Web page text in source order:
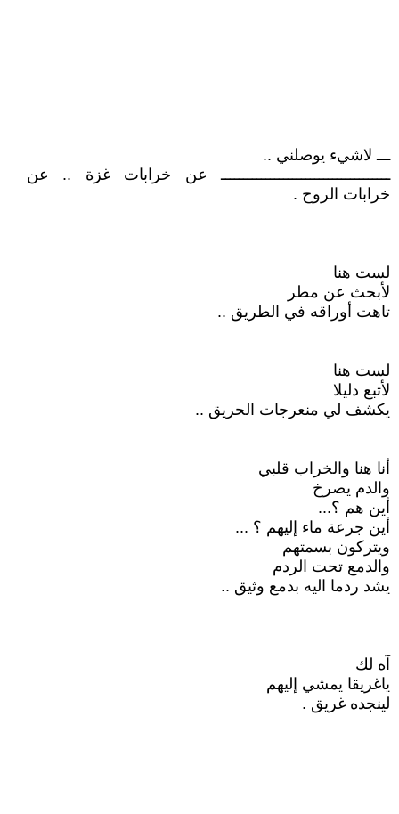
ـــ لاشيء يوصلني ..
ــــــــــــــــــــــــــــــــــــــ عن خرابات غزة .. عن
خرابات الروح .
لست هنا
لأبحث عن مطر
تاهت أوراقه في الطريق ..
لست هنا
لأتبع دليلا
يكشف لي منعرجات الحريق ..
أنا هنا والخراب قلبي
والدم يصرخ
أين هم ؟...
أين جرعة ماء إليهم ؟ ...
ويتركون بسمتهم
والدمع تحت الردم
يشد ردما اليه بدمع وثيق ..
آه لك
ياغريقا يمشي إليهم
لينجده غريق .